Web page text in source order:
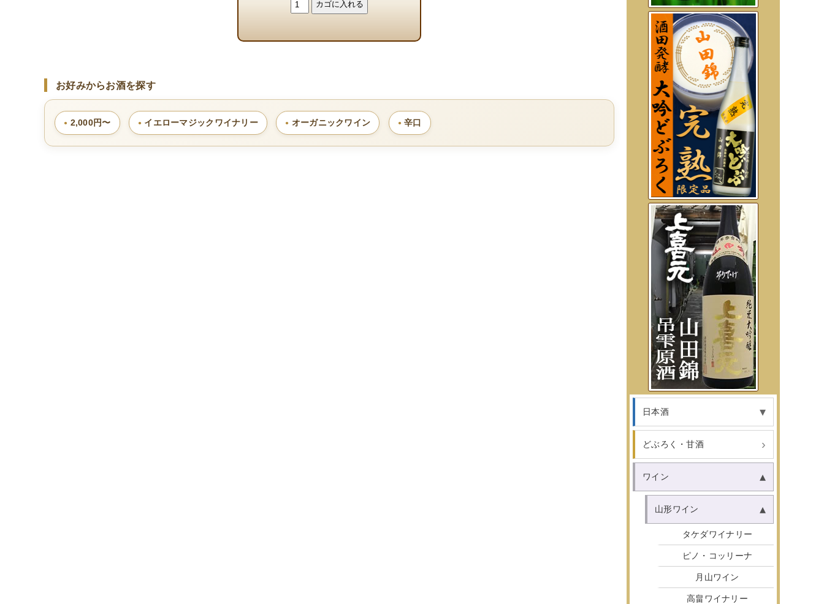
お好みからお酒を探す
2,000円〜 イエローマジックワイナリー オーガニックワイン 辛口
日本酒
どぶろく・甘酒
ワイン
山形ワイン
タケダワイナリー
ピノ・コッリーナ
月山ワイン
高畠ワイナリー